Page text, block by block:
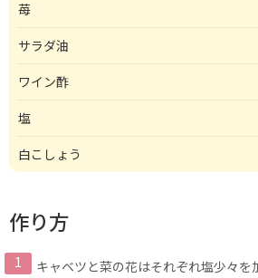
苺
サラダ油
ワイン酢
塩
白こしょう
作り方
キャベツと菜の花はそれぞれ塩少々を